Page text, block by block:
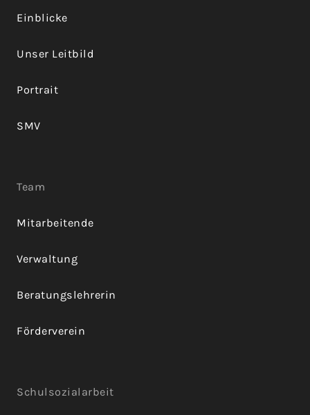
Einblicke
Unser Leitbild
Portrait
SMV
Team
Mitarbeitende
Verwaltung
Beratungslehrerin
Förderverein
Schulsozialarbeit